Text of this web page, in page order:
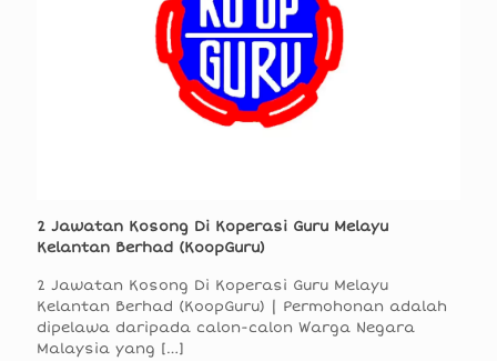
2 Jawatan Kosong Di Koperasi Guru Melayu
Kelantan Berhad (KoopGuru)
2 Jawatan Kosong Di Koperasi Guru Melayu
Kelantan Berhad (KoopGuru) | Permohonan adalah
dipelawa daripada calon-calon Warga Negara
Malaysia yang […]